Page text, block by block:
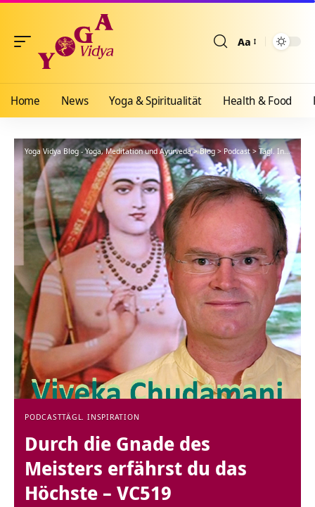
Aa
Home News Yoga & Spiritualität Health & Food
Yoga Vidya Blog - Yoga, Meditation und Ayurveda>Blog> Podcast> Tägl. Inspiration
PODCASTTÄGL. INSPIRATION
Durch die Gnade des
Meisters erfährst du das
Höchste – VC519